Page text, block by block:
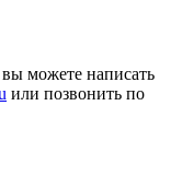
можете написать
или позвонить по